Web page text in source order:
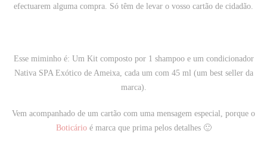
efectuarem alguma compra. Só têm de levar o vosso cartão de cidadão.
Esse miminho é: Um Kit composto por 1 shampoo e um condicionador
Nativa SPA Exótico de Ameixa cada um com 45 ml (um best seller da
marca)
Vem acompanhado de um cartão com uma mensagem especial, porque o
Boticárioé marca que prima pelos detalhes 🙂